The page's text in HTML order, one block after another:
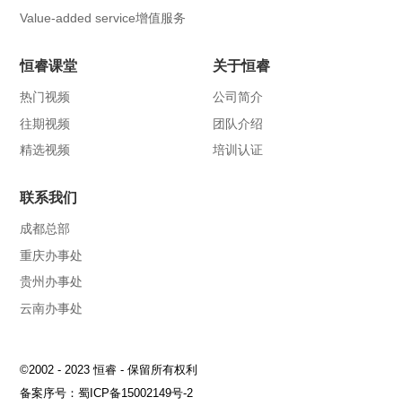
Value-added service增值服务
恒睿课堂
热门视频
往期视频
精选视频
关于恒睿
公司简介
团队介绍
培训认证
联系我们
成都总部
重庆办事处
贵州办事处
云南办事处
©2002 - 2023 恒睿 - 保留所有权利
备案序号：蜀ICP备15002149号-2